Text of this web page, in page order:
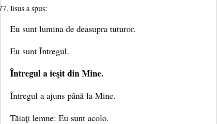
Iisus a spus:
Eu sunt lumina de deasupra tuturor.
Eu sunt Întregul.
Întregul a ieşit din Mine.
Întregul a ajuns până la Mine.
Tăiaţi lemne: Eu sunt acolo.